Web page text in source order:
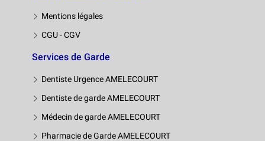
Mentions légales
CGU - CGV
Services de Garde
Dentiste Urgence AMELECOURT
Dentiste de garde AMELECOURT
Médecin de garde AMELECOURT
Pharmacie de Garde AMELECOURT